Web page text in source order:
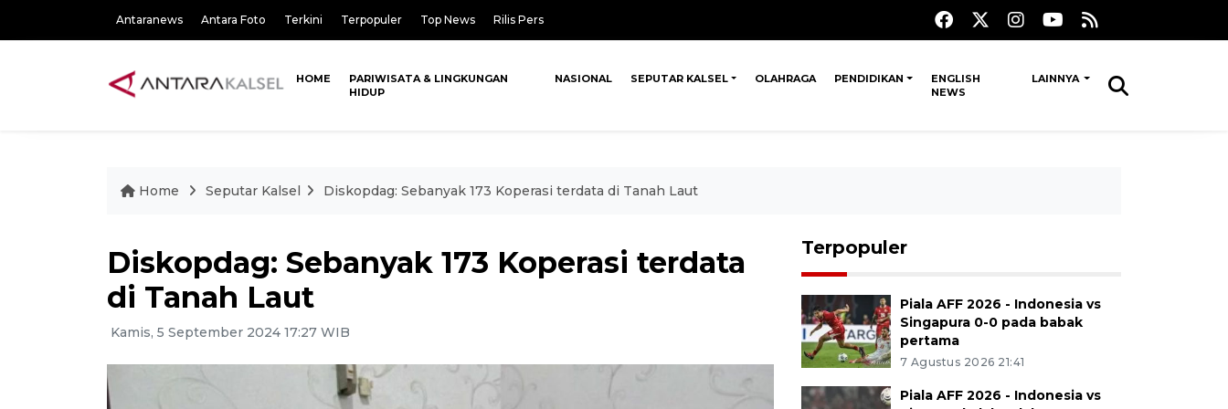
Antaranews Antara Foto Terkini Terpopuler Top News Rilis Pers
HOME
PARIWISATA & LINGKUNGAN
HIDUP
NASIONAL SEPUTAR KALSEL OLAHRAGA PENDIDIKAN
ENGLISH
NEWS
LAINNYA
Home Seputar Kalsel Diskopdag: Sebanyak 173 Koperasi terdata di Tanah Laut
Diskopdag: Sebanyak 173 Koperasi terdata
di Tanah Laut
Kamis, 5 September 2024 17:27 WIB
Terpopuler
Piala AFF 2026 - Indonesia vs
Singapura 0-0 pada babak
pertama
7 Agustus 2026 21:41
Piala AFF 2026 - Indonesia vs